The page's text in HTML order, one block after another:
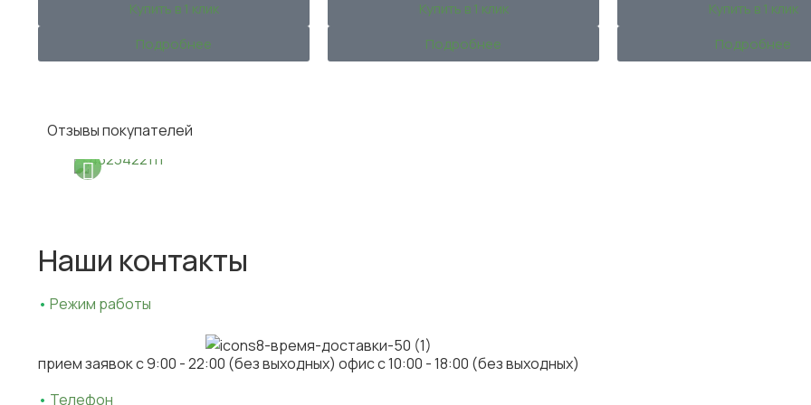
Купить в 1 клик
Подробнее
Купить в 1 клик
Подробнее
Купить в 1 клик
Подробнее
Отзывы покупателей
Наши контакты
• Режим работы
прием заявок c 9:00 - 22:00 (без выходных) офис с 10:00 - 18:00 (без выходных)
• Телефон